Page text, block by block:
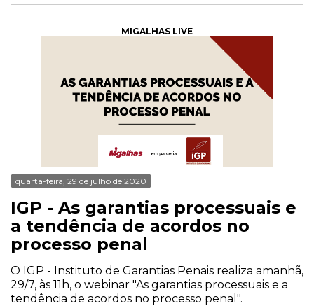
MIGALHAS LIVE
quarta-feira, 29 de julho de 2020
IGP - As garantias processuais e
a tendência de acordos no
processo penal
O IGP - Instituto de Garantias Penais realiza amanhã,
29/7, às 11h, o webinar "As garantias processuais e a
tendência de acordos no processo penal".